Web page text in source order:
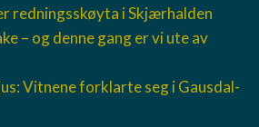
redningsskøyta i Skjærhalden
– og denne gang er vi ute av
Vitnene forklarte seg i Gausdal-